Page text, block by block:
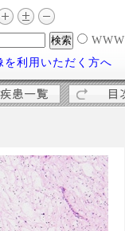
WWW
を利用いただく方へ